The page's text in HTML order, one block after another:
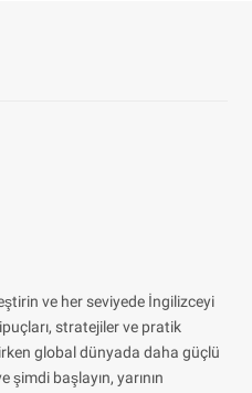
ve her seviyede İngilizceyi
stratejiler ve pratik
global dünyada daha güçlü
başlayın, yarının